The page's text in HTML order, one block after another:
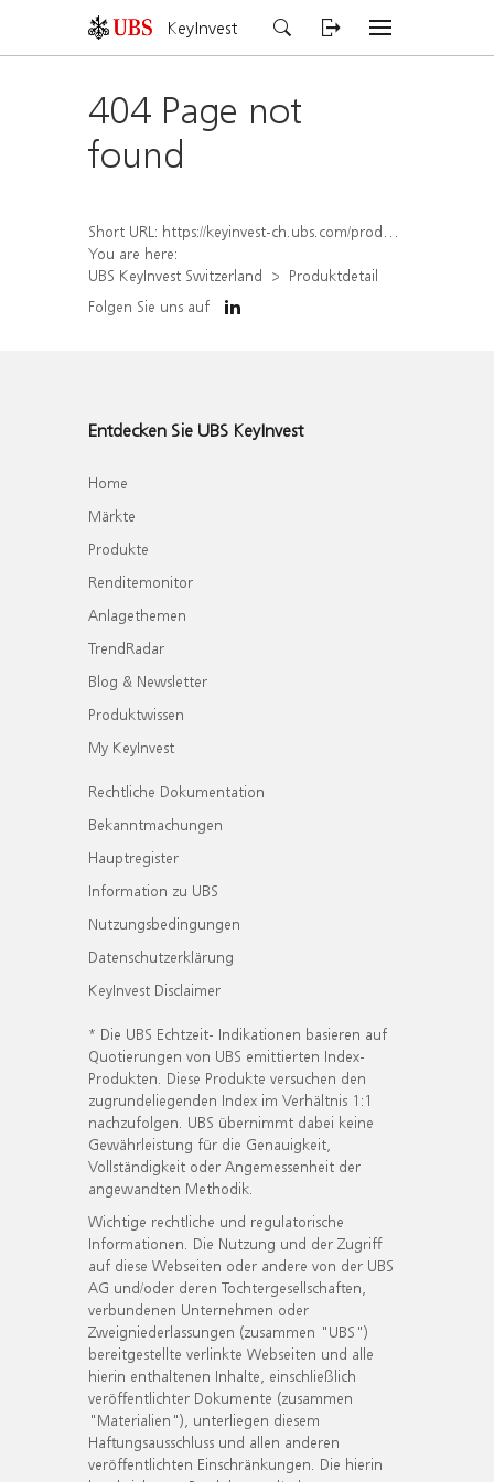
KeyInvest
404 Page not
found
Short URL: https://keyinvest-ch.ubs.com/produkt/detail/index/isin/CH1570494836
You are here:
UBS KeyInvest Switzerland
Produktdetail
Folgen Sie uns auf
Entdecken Sie UBS KeyInvest
Home
Märkte
Produkte
Renditemonitor
Anlagethemen
TrendRadar
Blog & Newsletter
Produktwissen
My KeyInvest
Rechtliche Dokumentation
Bekanntmachungen
Hauptregister
Information zu UBS
Nutzungsbedingungen
Datenschutzerklärung
KeyInvest Disclaimer
* Die UBS Echtzeit- Indikationen basieren auf
Quotierungen von UBS emittierten Index-
Produkten. Diese Produkte versuchen den
zugrundeliegenden Index im Verhältnis 1:1
nachzufolgen. UBS übernimmt dabei keine
Gewährleistung für die Genauigkeit,
Vollständigkeit oder Angemessenheit der
angewandten Methodik.
Wichtige rechtliche und regulatorische
Informationen. Die Nutzung und der Zugriff
auf diese Webseiten oder andere von der UBS
AG und/oder deren Tochtergesellschaften,
verbundenen Unternehmen oder
Zweigniederlassungen (zusammen "UBS")
bereitgestellte verlinkte Webseiten und alle
hierin enthaltenen Inhalte, einschließlich
veröffentlichter Dokumente (zusammen
"Materialien"), unterliegen diesem
Haftungsausschluss und allen anderen
veröffentlichten Einschränkungen. Die hierin